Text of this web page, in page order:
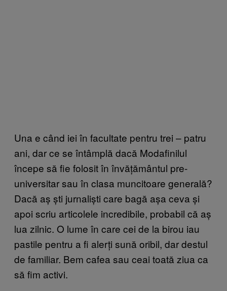
Una e când iei în facultate pentru trei – patru
ani, dar ce se întâmplă dacă Modafinilul
începe să fie folosit în învățământul pre-
universitar sau în clasa muncitoare generală?
Dacă aș ști jurnaliști care bagă așa ceva și
apoi scriu articolele incredibile, probabil că aș
lua zilnic. O lume în care cei de la birou iau
pastile pentru a fi alerți sună oribil, dar destul
de familiar. Bem cafea sau ceai toată ziua ca
să fim activi.